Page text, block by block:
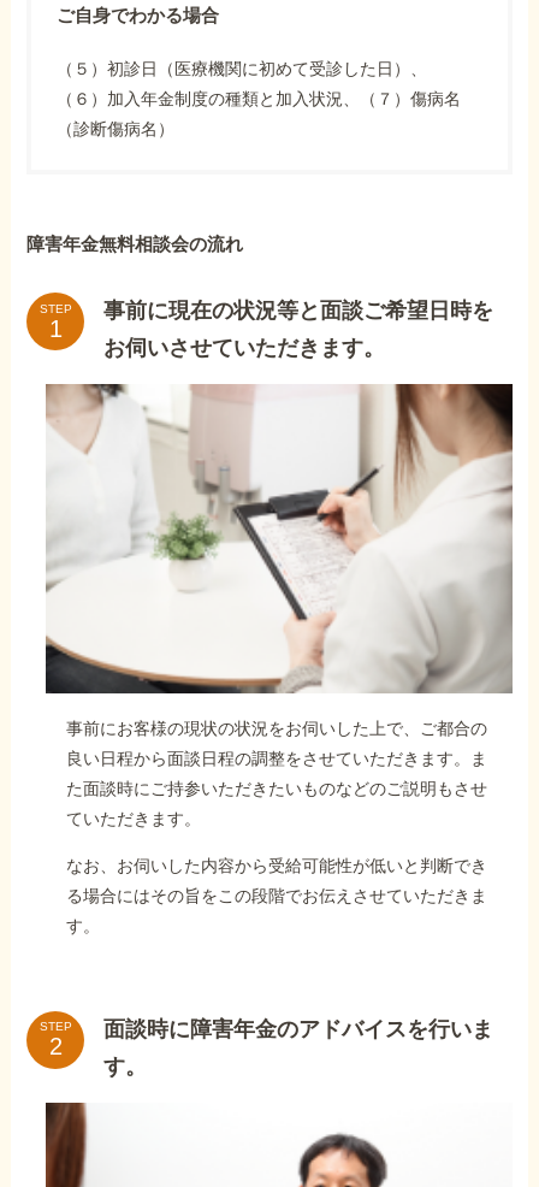
ご自身でわかる場合
（５）初診日（医療機関に初めて受診した日）、
（６）加入年金制度の種類と加入状況、（７）傷病名
（診断傷病名）
障害年金無料相談会の流れ
STEP
事前に現在の状況等と面談ご希望日時を
お伺いさせていただきます。
事前にお客様の現状の状況をお伺いした上で、ご都合の
良い日程から面談日程の調整をさせていただきます。ま
た面談時にご持参いただきたいものなどのご説明もさせ
ていただきます。
なお、お伺いした内容から受給可能性が低いと判断でき
る場合にはその旨をこの段階でお伝えさせていただきま
す。
STEP
面談時に障害年金のアドバイスを行いま
す。